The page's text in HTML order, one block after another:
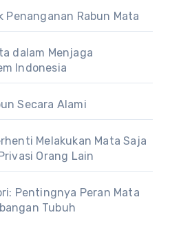
Penanganan Rabun Mata
dalam Menjaga
Indonesia
Secara Alami
Melakukan Mata Saja
Orang Lain
Pentingnya Peran Mata
Tubuh